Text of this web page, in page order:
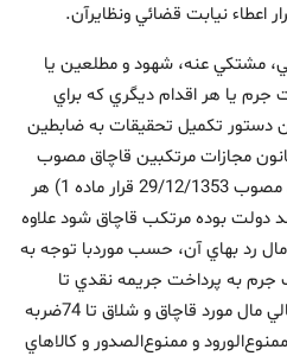
اعطاء نيابت قضائي ونظايرآن.
مشتکي عنه، شهود و مطلعين يا
جرم يا هر اقدام ديگري که براي
تکميل تحقيقات به ضابطين
‌قانون اصلاح ماده 1 قانون مجازات مرتكبين قاچاق مصوب
29/12/1312 و اصلاحيه بعدي آن مصوب 29/12/1353 قرار ماده 1) هر
دولت بوده مرتكب قاچاق شود علاوه
رد بهاي آن، حسب مورد‌با توجه به
جرم به پرداخت جريمه نقدي تا
حداكثر پنج برابر معادل قيمت ريالي مال مورد قاچاق و شلاق تا 74‌ضربه
و ممنوع‌الصدور و كالاهاي